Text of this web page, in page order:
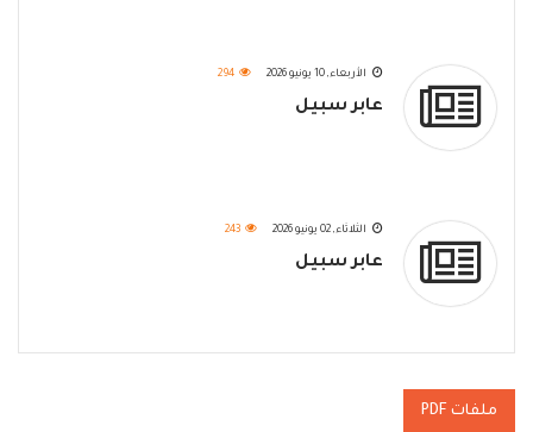
الأربعاء, 10 يونيو 2026 294
عابر سبيل
الثلاثاء, 02 يونيو 2026 243
عابر سبيل
ملفات PDF